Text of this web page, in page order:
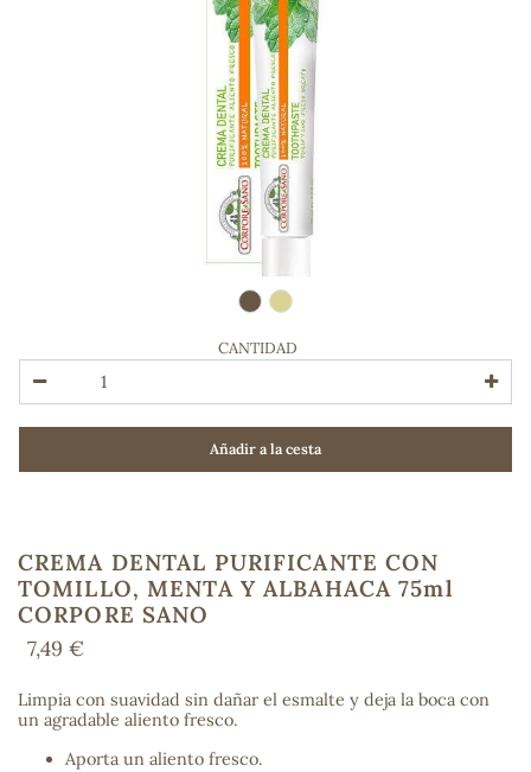
CANTIDAD
Añadir a la cesta
CREMA DENTAL PURIFICANTE CON
TOMILLO, MENTA Y ALBAHACA 75ml
CORPORE SANO
7,49 €
Limpia con suavidad sin dañar el esmalte y deja la boca con
un agradable aliento fresco.
Aporta un aliento fresco.